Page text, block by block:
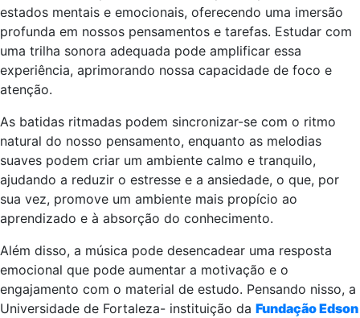
estados mentais e emocionais, oferecendo uma imersão
profunda em nossos pensamentos e tarefas. Estudar com
uma trilha sonora adequada pode amplificar essa
experiência, aprimorando nossa capacidade de foco e
atenção.
As batidas ritmadas podem sincronizar-se com o ritmo
natural do nosso pensamento, enquanto as melodias
suaves podem criar um ambiente calmo e tranquilo,
ajudando a reduzir o estresse e a ansiedade, o que, por
sua vez, promove um ambiente mais propício ao
aprendizado e à absorção do conhecimento.
Além disso, a música pode desencadear uma resposta
emocional que pode aumentar a motivação e o
engajamento com o material de estudo. Pensando nisso, a
Universidade de Fortaleza- instituição da Fundação Edson